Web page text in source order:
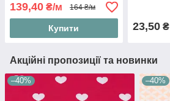
139,40 ₴/м 164 ₴/м
Купити 23,50₴
Акційні пропозиції та новинки
–40% –40%